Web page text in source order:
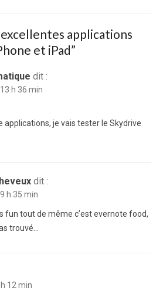
applications
et iPad”
dit :
h 36 min
je vais tester le Skydrive
dit :
h 35 min
fun tout de même c’est evernote food,
trouvé…
12 min